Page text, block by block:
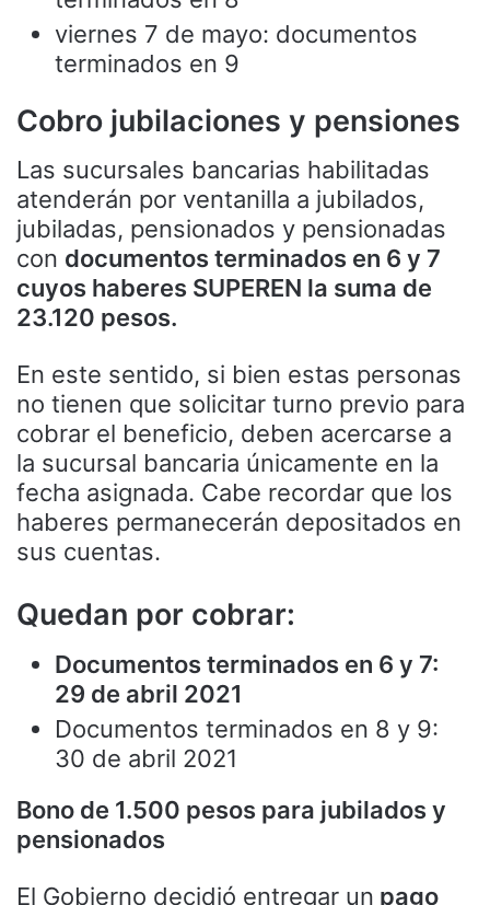
viernes 7 de mayo: documentos
terminados en 9
Cobro jubilaciones y pensiones
Las sucursales bancarias habilitadas
atenderán por ventanilla a jubilados,
jubiladas, pensionados y pensionadas
con documentos terminados en 6 y 7
cuyos haberes SUPEREN la suma de
23.120 pesos.
En este sentido, si bien estas personas
no tienen que solicitar turno previo para
cobrar el beneficio, deben acercarse a
la sucursal bancaria únicamente en la
fecha asignada. Cabe recordar que los
haberes permanecerán depositados en
sus cuentas.
Quedan por cobrar:
Documentos terminados en 6 y 7:
29 de abril 2021
Documentos terminados en 8 y 9:
30 de abril 2021
Bono de 1.500 pesos para jubilados y
pensionados
El Gobierno decidió entregar un pago